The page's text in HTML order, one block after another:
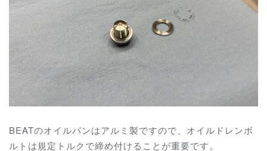
BEATのオイルパンはアルミ製ですので、オイルドレンボ
ルトは規定トルクで締め付けることが重要です。